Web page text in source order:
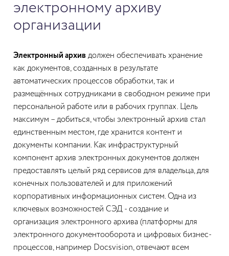
электронному архиву
организации
Электронный архив должен обеспечивать хранение
как документов, созданных в результате
автоматических процессов обработки, так и
размещённых сотрудниками в свободном режиме при
персональной работе или в рабочих группах. Цель
максимум – добиться, чтобы электронный архив стал
единственным местом, где хранится контент и
документы компании. Как инфраструктурный
компонент архив электронных документов должен
предоставлять целый ряд сервисов для владельца, для
конечных пользователей и для приложений
корпоративных информационных систем. Одна из
ключевых возможностей СЭД - создание и
организация электронного архива (платформы для
электронного документооборота и цифровых бизнес-
процессов, например Docsvision, отвечают всем